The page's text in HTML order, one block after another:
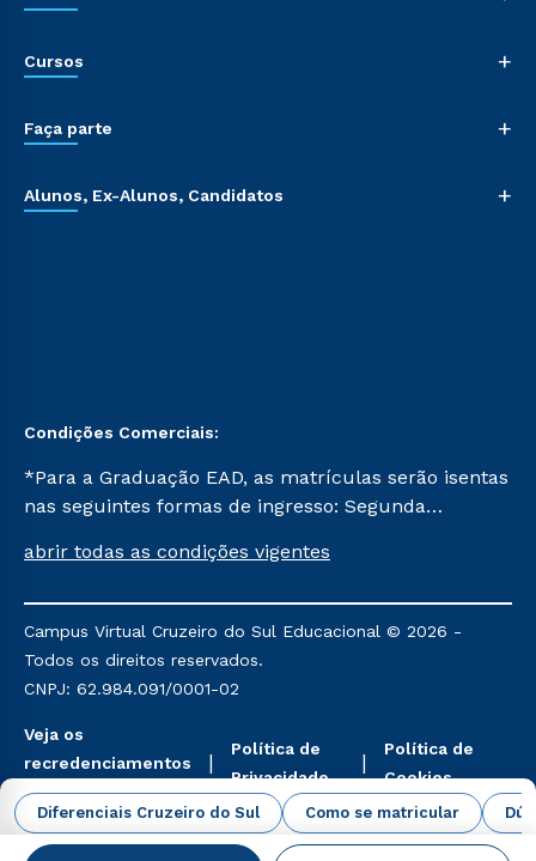
Diferenciais Cruzeiro do Sul Como se matricular
Cursos +
Faça parte +
Alunos, Ex-Alunos, Candidatos +
Condições Comerciais:
*Para a Graduação EAD, as matrículas serão isentas
nas seguintes formas de ingresso: Segunda
Já para as demais, a taxa de matrícula será de R$
mencionadas são referentes aos cursos: Ensino
Religioso, Geografia para a Docência e Metodologia
do Ensino de História: Questões Atuais.
abrir todas as condições vigentes
Campus Virtual Cruzeiro do Sul Educacional © 2026 -
Todos os direitos reservados.
CNPJ: 62.984.091/0001-02
Veja os
recredenciamentos
aqui
Política de
Privacidade
Política de
Cookies